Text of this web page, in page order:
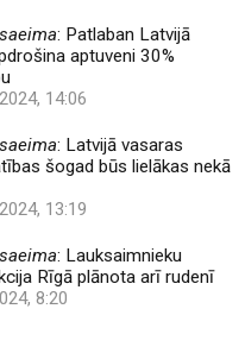
: Patlaban Latvijā
aptuveni 30%
14:06
: Latvijā vasaras
šogad būs lielākas nekā
13:19
: Lauksaimnieku
Rīgā plānota arī rudenī
8:20